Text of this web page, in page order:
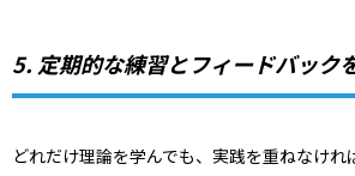
5. 定期的な練習とフィードバック
どれだけ理論を学んでも、実践を重ねなけれ